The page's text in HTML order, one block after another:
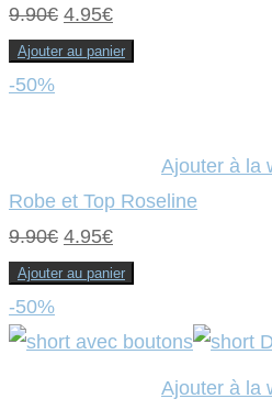
9.90€ Le
prix
4.95€Le
prix
Ajouter au panier
-50%
Ajouter à la
Robe et Top Roseline
9.90€ Le
prix
était :
4.95€Le
prix
est :
Ajouter au panier
-50%
Ajouter à la